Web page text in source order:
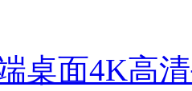
桌面4K高